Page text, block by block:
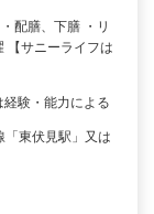
配膳、下膳 ・リ
【サニーライフは
験・能力による
東伏見駅」又は